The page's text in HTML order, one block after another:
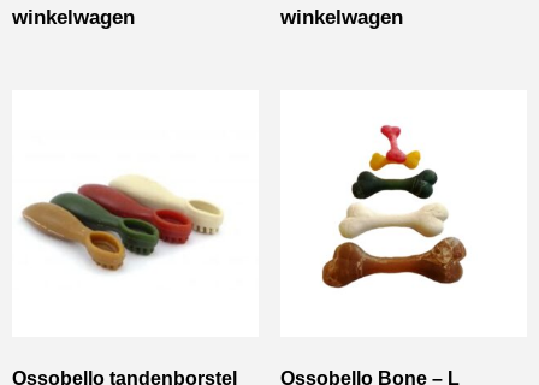
winkelwagen
winkelwagen
Ossobello tandenborstel Ossobello Bone – L